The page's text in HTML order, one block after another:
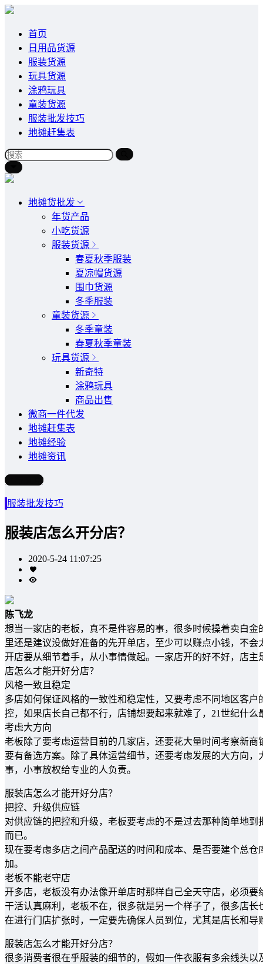
首页
日用品货源
服装货源
玩具货源
涂鸦玩具
童装货源
服装批发技巧
地摊赶集表
地摊货批发
年货产品
小吃货源
服装货源
春夏秋季服装
夏凉帽货源
围巾货源
冬季服装
童装货源
冬季童装
春夏秋季童装
玩具货源
新奇特
涂鸦玩具
商品出售
微商一件代发
地摊赶集表
地摊经验
地摊资讯
写文章
服装批发技巧
服装店怎么开分店？
2020-5-24 11:07:25
陈飞龙
想当一家店的老板，真不是件容易的事，很多时候操着卖白
里还是建议没做好准备的先开单店，至少可以赚点小钱，不会
开店要从细节着手，从小事情做起。一家店开的好不好，店
店怎么才能开好分店？
风格一致且稳定
多店如何保证风格的一致性和稳定性，又要考虑不同地区客
控，如果店长自己都不行，店铺想要起来就难了，21世纪什么
考虑大方向
老板除了要考虑运营目前的几家店，还要花大量时间考察新
要有备选方案。除了具体运营细节，还要考虑发展的大方向
事，小事放权给专业的人负责。
服装店怎么才能开好分店？
把控、升级供应链
对供应链的把控和升级，老板要考虑的不是过去那种简单地
而已。
现在要考虑多店之间产品配送的时间和成本、是否要建个总
加。
老板不能老守店
开多店，老板没有办法像开单店时那样自己全天守店，必须
干活认真麻利，老板不在，很多就是另一个样子了，很多店
在进行门店扩张时，一定要先确保人员到位，尤其是店长和
服装店怎么才能开好分店？
很多消费者很在乎服装的细节的，假如一件衣服有多余线头